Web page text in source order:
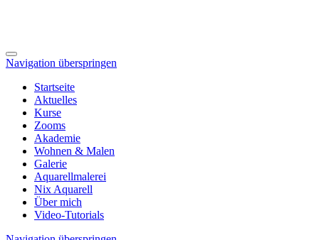
Navigation überspringen
Startseite
Aktuelles
Kurse
Zooms
Akademie
Wohnen & Malen
Galerie
Aquarellmalerei
Nix Aquarell
Über mich
Video-Tutorials